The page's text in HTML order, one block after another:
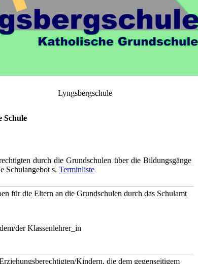
Lyngsbergschule
Schule
durch die Grundschulen über die Bildungsgänge
Schulangebot s. Terminliste
für die Eltern an die Grundschulen durch das Schulamt
der Klassenlehrer_in
Kindern, die dem gegenseitigem